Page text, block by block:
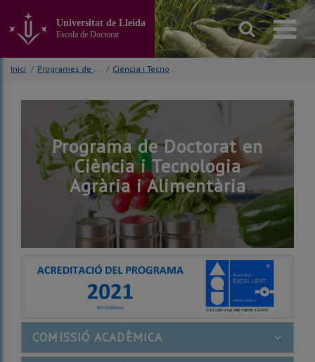
contingut
principal
Universitat de Lleida
Escola de Doctorat
Inici / Programes de doctorat / Ciència i Tecnologia Agrària i Alimentària
Programa de Doctorat en
Ciència i Tecnologia
Agrària i Alimentària
COMISSIÓ ACADÈMICA